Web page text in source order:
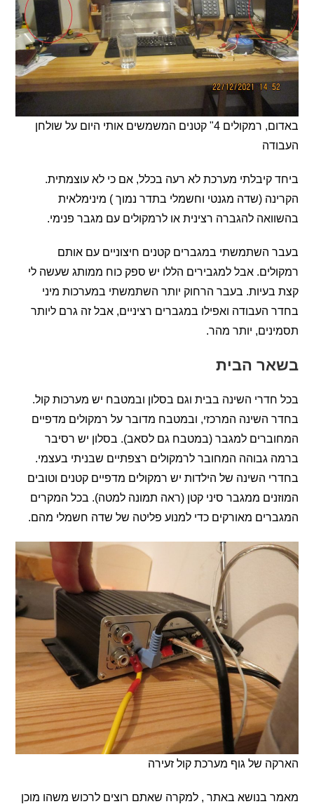
באדום, רמקולים 4" קטנים המשמשים אותי היום על שולחן
קיבלתי מערכת לא רעה בכלל, אם כי לא עוצמתית.
(שדה מגנטי וחשמלי בתדר נמוך ) מינימלאית
להגברה רצינית או לרמקולים עם מגבר פנימי.
השתמשתי במגברים קטנים חיצוניים עם אותם
אבל למגבירים הללו יש ספק כוח ממותג שעשה לי
בעבר הרחוק יותר השתמשתי במערכות מיני
העבודה ואפילו במגברים רציניים, אבל זה גרם ליותר
יותר מהר.
הבית
השינה בבית וגם בסלון ובמטבח יש מערכות קול.
השינה המרכזי, ובמטבח מדובר על רמקולים מדפיים
למגבר (במטבח גם לסאב). בסלון יש רסיבר
גבוהה המחובר לרמקולים רצפתיים שבניתי בעצמי.
השינה של הילדות יש רמקולים מדפיים קטנים וטובים
ממגבר סיני קטן (ראה תמונה למטה). בכל המקרים
מאורקים כדי למנוע פליטה של שדה חשמלי מהם.
של גוף מערכת קול זעירה
בנושא באתר , למקרה שאתם רוצים לרכוש משהו מוכן